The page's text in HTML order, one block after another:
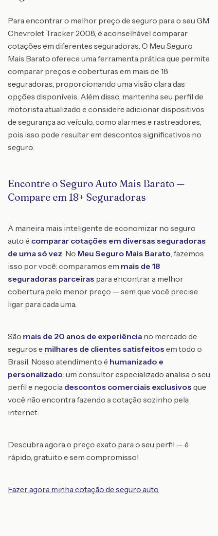
Para encontrar o melhor preço de seguro para o seu GM
Chevrolet Tracker 2008, é aconselhável comparar
cotações em diferentes seguradoras. O Meu Seguro
Mais Barato oferece uma ferramenta prática que permite
comparar preços e coberturas em mais de 18
seguradoras, proporcionando uma visão clara das
opções disponíveis. Além disso, mantenha seu perfil de
motorista atualizado e considere adicionar dispositivos
de segurança ao veículo, como alarmes e rastreadores,
pois isso pode resultar em descontos significativos no
seguro.
Encontre o Seguro Auto Mais Barato —
Compare em 18+ Seguradoras
A maneira mais inteligente de economizar no seguro
auto é comparar cotações em diversas seguradoras
de uma só vez. No Meu Seguro Mais Barato, fazemos
isso por você: comparamos em mais de 18
seguradoras parceiras para encontrar a melhor
cobertura pelo menor preço — sem que você precise
ligar para cada uma.
São mais de 20 anos de experiência no mercado de
seguros e milhares de clientes satisfeitos em todo o
Brasil. Nosso atendimento é humanizado e
personalizado: um consultor especializado analisa o seu
perfil e negocia descontos comerciais exclusivos que
você não encontra fazendo a cotação sozinho pela
internet.
Descubra agora o preço exato para o seu perfil — é
rápido, gratuito e sem compromisso!
Fazer agora minha cotação de seguro auto